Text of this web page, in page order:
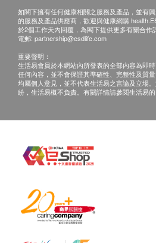
Smartech - “Mini Palm” 迷你無段變速
紅血球計數
白血球
紅血球壓積量
淋巴白血球
單核白血球
紅血球平均體積
血紅素
小便細菌
小便顏色
小便酸鹼度
小便紅血球
如閣下擁有任何健康相關之服務及產品，並有
的服務及產品供應商，歡迎與健康網購
於2個工作天內回覆，為閣下提供更多有關合作
電郵: partnership@esdlife.com
重要聲明：
生活易會員於本網站內所發表的全部內容為即
任何內容，並不會保證其準確性、完整性及質
均屬個人意見，並不代表生活易之言論及立場
紛，生活易概不負責。有關詳情請參閱生活易的